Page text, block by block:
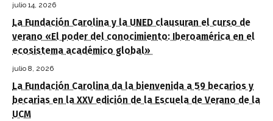
julio 14, 2026
La Fundación Carolina y la UNED clausuran el curso de
verano «El poder del conocimiento: Iberoamérica en el
ecosistema académico global»
julio 8, 2026
La Fundación Carolina da la bienvenida a 59 becarios y
becarias en la XXV edición de la Escuela de Verano de la
UCM